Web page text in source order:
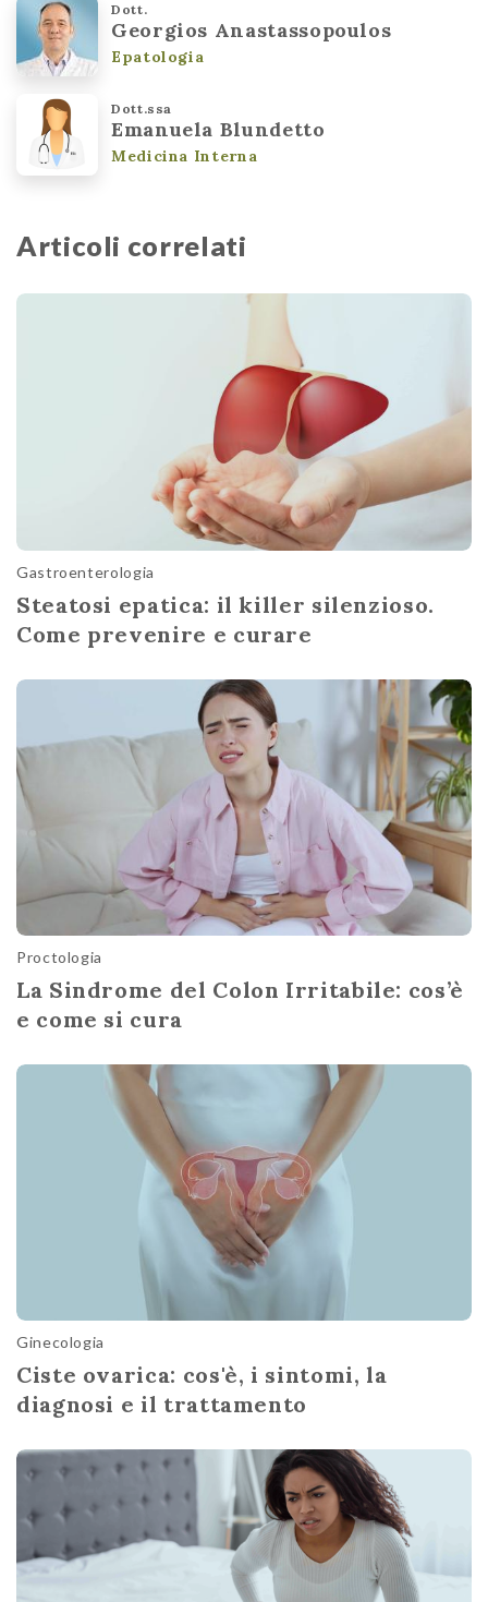
Dott.
Georgios Anastassopoulos
Epatologia
Dott.ssa
Emanuela Blundetto
Medicina Interna
Articoli correlati
Gastroenterologia
Steatosi epatica: il killer silenzioso.
Come prevenire e curare
Proctologia
La Sindrome del Colon Irritabile: cos’è
e come si cura
Ginecologia
Ciste ovarica: cos'è, i sintomi, la
diagnosi e il trattamento